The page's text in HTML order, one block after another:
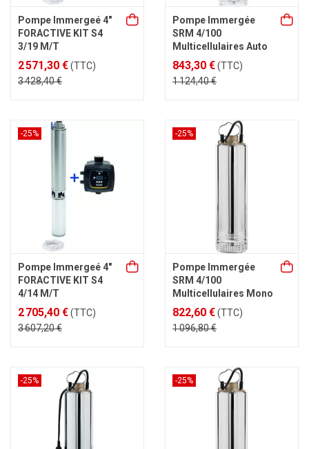
Pompe Immergeé 4"
FORACTIVE KIT S4
3/19 M/T
2 571,30 €(TTC)
3 428,40 €
Pompe Immergée
SRM 4/100
Multicellulaires Auto
843,30 €(TTC)
1 124,40 €
-25%
Pompe Immergeé 4"
FORACTIVE KIT S4
4/14 M/T
2 705,40 €(TTC)
3 607,20 €
-25%
Pompe Immergée
SRM 4/100
Multicellulaires Mono
822,60 €(TTC)
1 096,80 €
-25% -25%